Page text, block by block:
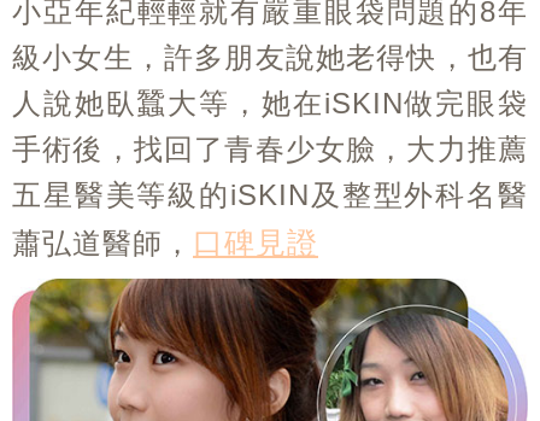
小亞年紀輕輕就有嚴重眼袋問題的8年
級小女生，許多朋友說她老得快，也有
人說她臥蠶大等，她在iSKIN做完眼袋
手術後，找回了青春少女臉，大力推薦
五星醫美等級的iSKIN及整型外科名醫
蕭弘道醫師， 口碑見證